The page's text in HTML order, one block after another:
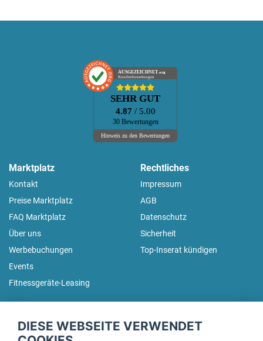
AUSGEZEICHNET.org
Kundenbewertungen
SEHR GUT
4.87 / 5.00
30 Bewertungen
Hinweis zu den Bewertungen
Marktplatz
Kontakt
Preise Marktplatz
FAQ Marktplatz
Über uns
Werbebuchungen
Events
Fitnessgeräte-Leasing
Rechtliches
Impressum
AGB
Datenschutz
Sicherheit
Top-Inserat kündigen
Trage dich hier für unseren Newsletter ein und erhalte regelmäßig
DIESE WEBSEITE VERWENDET